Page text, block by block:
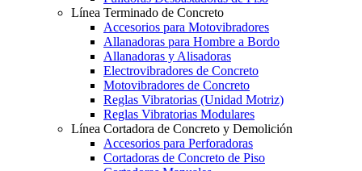
Línea Terminado de Concreto
Accesorios para Motovibradores
Allanadoras para Hombre a Bordo
Allanadoras y Alisadoras
Electrovibradores de Concreto
Motovibradores de Concreto
Reglas Vibratorias (Unidad Motriz)
Reglas Vibratorias Modulares
Línea Cortadora de Concreto y Demolición
Accesorios para Perforadoras
Cortadoras de Concreto de Piso